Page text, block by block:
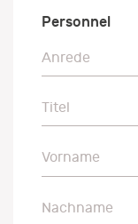
Personnel
Anrede
Anrede
Titel
Titel
Vorname
Vorname
Nachname
Nachname